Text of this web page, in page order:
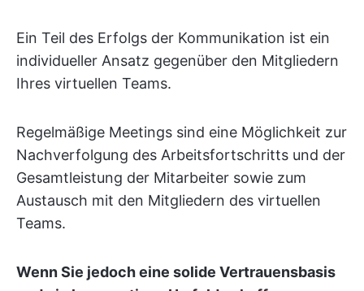
Ein Teil des Erfolgs der Kommunikation ist ein
individueller Ansatz gegenüber den Mitgliedern
Ihres virtuellen Teams.
Regelmäßige Meetings sind eine Möglichkeit zur
Nachverfolgung des Arbeitsfortschritts und der
Gesamtleistung der Mitarbeiter sowie zum
Austausch mit den Mitgliedern des virtuellen
Teams.
Wenn Sie jedoch eine solide Vertrauensbasis